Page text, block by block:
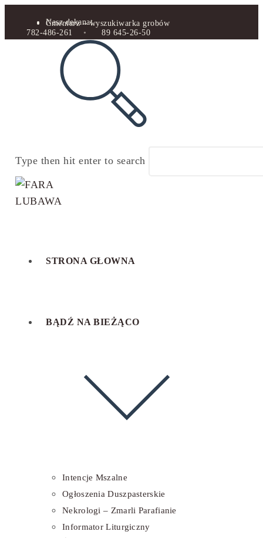
Nasz dekanat
Cmentarz – wyszukiwarka grobów
782-486-261
• 89 645-26-50
Type then hit enter to search
STRONA GŁOWNA
BĄDŹ NA BIEŻĄCO
Intencje Mszalne
Ogłoszenia Duszpasterskie
Nekrologi – Zmarli Parafianie
Informator Liturgiczny